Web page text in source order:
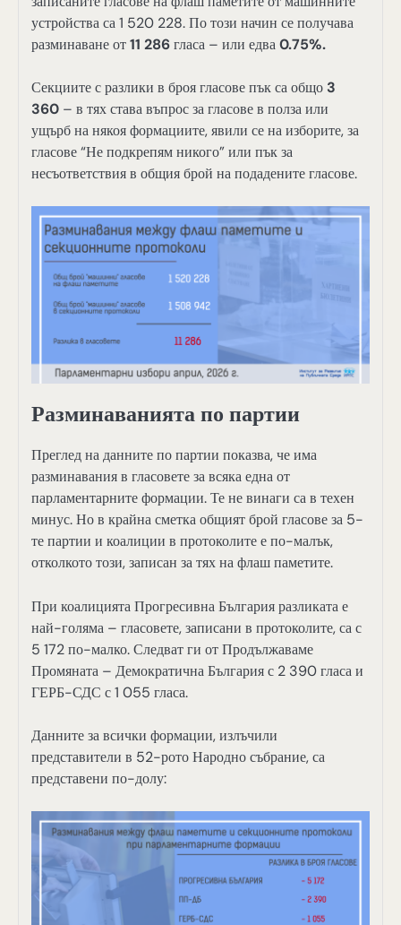
устройства са 1 520 228. По този начин се получава
разминаване от11 286гласа – или едва0.75%.
Секциите с разлики в броя гласове пък са общо 3
360 – в тях става въпрос за гласове в полза или
ущърб на някоя формациите, явили се на изборите, за
гласове “Не подкрепям никого” или пък за
несъответствия в общия брой на подадените гласове.
Разминаванията по партии
Преглед на данните по партии показва, че има
разминавания в гласовете за всяка една от
парламентарните формации. Те не винаги са в техен
минус. Но в крайна сметка общият брой гласове за 5-
те партии и коалиции в протоколите е по-малък,
отколкото този, записан за тях на флаш паметите.
При коалицията Прогресивна България разликата е
най-голяма – гласовете, записани в протоколите, са с
5 172 по-малко. Следват ги от Продължаваме
Промяната – Демократична България с 2 390 гласа и
ГЕРБ-СДС с 1 055 гласа.
Данните за всички формации, излъчили
представители в 52-рото Народно събрание, са
представени по-долу: